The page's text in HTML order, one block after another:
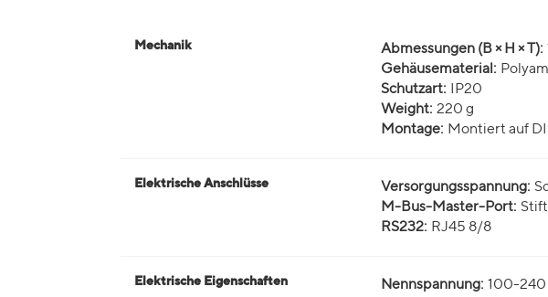
Mechanik Abmessungen (B × H × T):
Gehäusematerial:
Schutzart:
IP20
Weight: 220 g
Montage: Montiert auf
Elektrische Anschlüsse Versorgungsspannung:
M-Bus-Master-Port:
RS232: RJ45 8/8
Elektrische Eigenschaften Nennspannung: 100-240